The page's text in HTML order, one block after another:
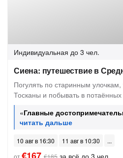
Индивидуальная до 3 чел.
Сиена: путешествие в
Погулять по старинным
Тосканы и побывать в потаённых
«Главные
10 авг в 16:30
11 авг в 10:30
от
€185 за всё до 3 чел.